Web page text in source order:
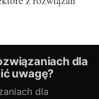
dla
uwagę?
dla